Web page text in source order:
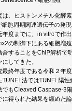
は、ヒストンメチル化酵
細胞周期関連遺伝子の発
年度までに、in vitroで作
の制御下にある細胞増
合することをChIP解析で
にしてきた。
最終年度である令和２年
TUNEL法ではTUNEL陽
でもCleaved Caspase-3
に得られた結果を纏めた